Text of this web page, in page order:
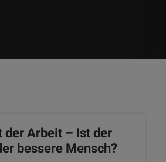
der Arbeit – Ist der
bessere Mensch?